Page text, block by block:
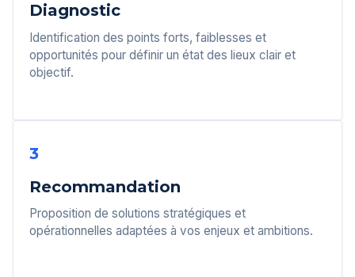
Diagnostic
Identification des points forts, faiblesses et
opportunités pour définir un état des lieux clair et
objectif.
3
Recommandation
Proposition de solutions stratégiques et
opérationnelles adaptées à vos enjeux et ambitions.